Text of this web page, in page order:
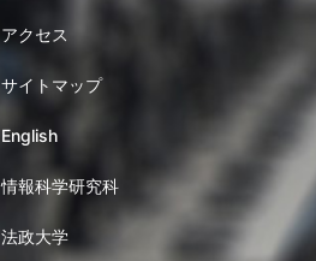
アクセス
サイトマップ
English
情報科学研究科
法政大学